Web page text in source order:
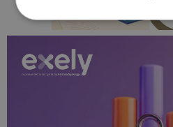
Таргетиране
Строго необходимите
основната функционалност
потребителско влизане и